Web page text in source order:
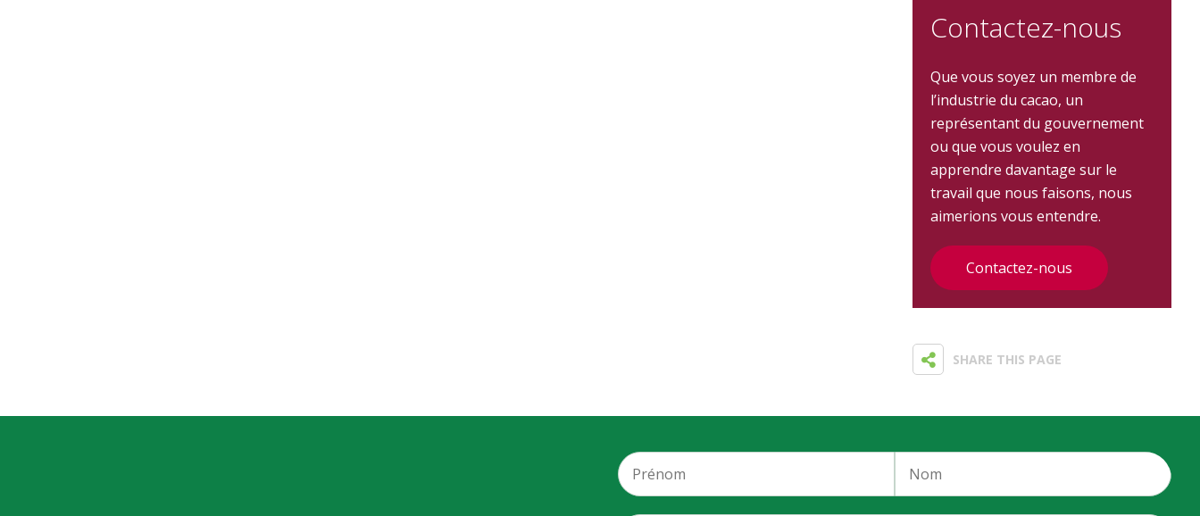
Contactez-nous
Que vous soyez un membre de
l’industrie du cacao, un
représentant du gouvernement
ou que vous voulez en
apprendre davantage sur le
travail que nous faisons, nous
aimerions vous entendre.
Contactez-nous
SHARE THIS PAGE